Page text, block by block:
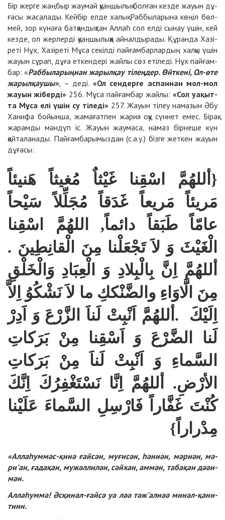
Бір жер­ге жаң­быр жау­май қуаң­шы­лық бол­ған кез­де жауын дұ­
ға­сы жа­са­ла­ды. Кей­бір ел­де халық Раб­бы­ла­ры­на кө­ңіл бөл­
мей, зор кү­нә­ға бат­қан­дық­тан Аллаһ сол ел­ді сы­нау үшін, кей
кез­де, ол жер­лер­ді қуаң­шы­лық­қа ай­нал­ды­ра­ды. Құ­ран­да Ха­зі­
ре­ті Нұх, Ха­зі­ре­ті Мұ­са се­кіл­ді пай­ғам­бар­лар­дың хал­қы үшін
жауын сұ­рап, дұ­ға ет­кен­де­рі жайлы сөз еті­ле­ді. Нұх пай­ғам­
бар: «Раб­бы­ла­рың­нан жа­рыл­қау ті­лең­дер. Өйтке­ні, Ол-өте
жа­рыл­қаушы», – де­ді. «Ол сен­дер­ге ас­пан­нан мол-мол
жауын жі­бер­ді» 256. Мұ­са пай­ғам­бар жайлы: «Сол уа­қыт­
та Мұ­са елі үшін су ті­ле­ді» 257. Жауын ті­леу на­ма­зын Әбу
Ха­ни­фа бойын­ша, жа­ма­ғат­пен жа­рия оқу сүн­нет емес. Бі­рақ
жа­рам­ды мән­дүп іс. Жауын жаума­са, на­маз бір­не­ше күн
қайта­ла­на­ды. Пай­ғам­ба­ры­мыз­дан (с.а.у.) біз­ге жет­кен жауын
дұ­ға­сы:
{أللهُمَّ اسْقِنا غَيْثاٌ مُغيثاً هَنيئاً
مَريئاً مَريعاً غَدَقاً مُجَلِّلاً سَيْحاً
عامّاً طَبَقاً دائماً, اللهُمَّ اسْقِنا
الْغَيْثَ وَ لاَ تَجْعَلْنا مِنَ الْقانِطِينَ .
أللهُمَّ اِنَّ بِالْبِلادِ وَ الْعِبَادِ وَالْخَلْقِ
مِنَ الَّاوَاءِ والضَّنْككِ ما لاَ نَشْكُوُ اِلاَّ
اِلَيْكَ
. أللهُمَّ اَنْبِتْ لَناَ الزَّرْعَ وَ اَدِرْ
لَنا الضَّرْعَ وَ اَسْقِنا مِنْ بَرَكاتِ
السَّماءِ وَ اَنْبِتْ لَناَ مِنْ بَرَكاتِ
الأرْضِ.
أللهُمَّ اِنَّا نَسْتَغْفِرُكَ اِنَّكَ
كُنْتَ غَفَّاراً فَارْسِلِ السَّماءَ عَلَيْنا
مِدْراراً}
«Аллаһум­мәс-қи­нә ғай­сән, му­ғи­сән, һә­ни­ән, мә­ри­ән, мә­
ри'ан, ға­да­қан, му­жәл­ли­лән, сәй­хан, ам­мән, та­ба­қан дәәи­
мән.
Аллаһум­мә! Әсқи­нәл-ғайсә уә ләә тәж'ал­нәә ми­нәл-қа­ни­
ти­ин.